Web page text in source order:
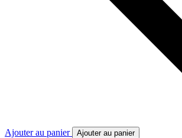
Ajouter au panier Ajouter au panier